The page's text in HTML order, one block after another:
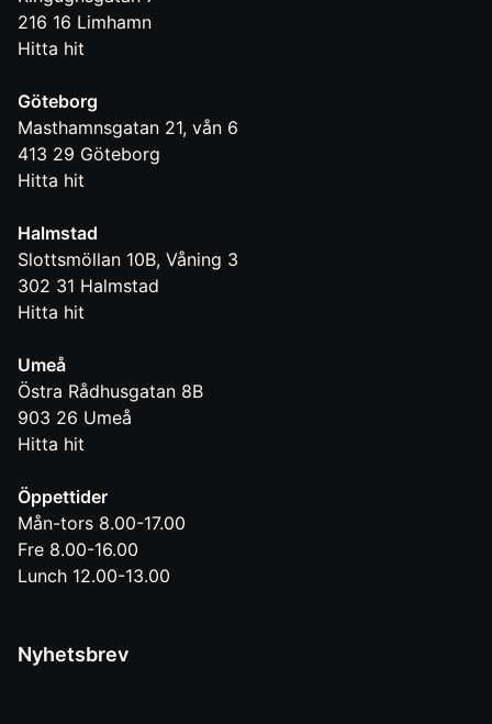
216 16 Limhamn
Hitta hit
Göteborg
Masthamnsgatan 21, vån 6
413 29 Göteborg
Hitta hit
Halmstad
Slottsmöllan 10B, Våning 3
302 31 Halmstad
Hitta hit
Umeå
Östra Rådhusgatan 8B
903 26 Umeå
Hitta hit
Öppettider
Mån-tors 8.00-17.00
Fre 8.00-16.00
Lunch 12.00-13.00
Nyhetsbrev